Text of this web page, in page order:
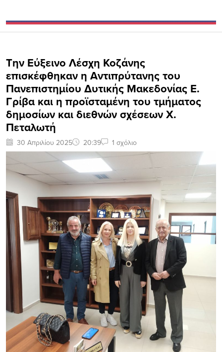
Την Εύξεινο Λέσχη Κοζάνης
επισκέφθηκαν η Αντιπρύτανης του
Πανεπιστημίου Δυτικής Μακεδονίας Ε.
Γρίβα και η προϊσταμένη του τμήματος
δημοσίων και διεθνών σχέσεων Χ.
Πεταλωτή
30 Απριλίου 2025 20:39 1 σχόλιο